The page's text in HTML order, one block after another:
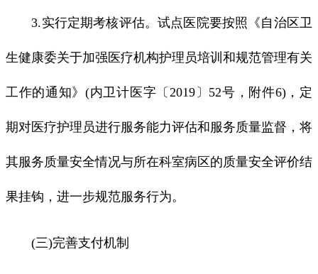
3.实行定期考核评估。试点医院要按照《自治区卫
生健康委关于加强医疗机构护理员培训和规范管理有关
工作的通知》(内卫计医字〔2019〕52号，附件6)，定
期对医疗护理员进行服务能力评估和服务质量监督，将
其服务质量安全情况与所在科室病区的质量安全评价结
果挂钩，进一步规范服务行为。
(三)完善支付机制